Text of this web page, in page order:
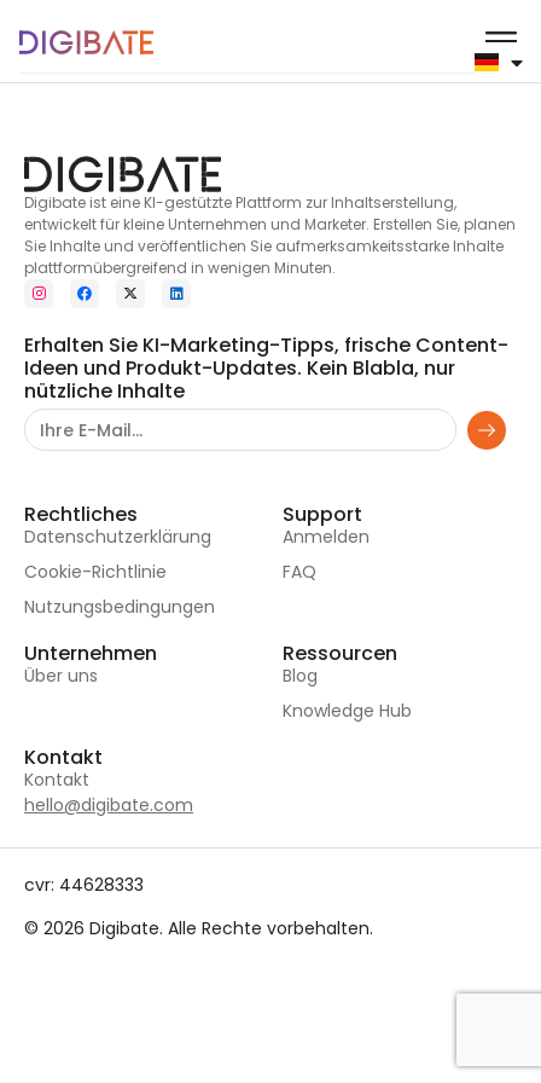
Musikinstrumente
Digibate ist eine KI-gestützte Plattform zur Inhaltserstellung,
entwickelt für kleine Unternehmen und Marketer. Erstellen Sie, planen
Sie Inhalte und veröffentlichen Sie aufmerksamkeitsstarke Inhalte
plattformübergreifend in wenigen Minuten.
Erhalten Sie KI-Marketing-Tipps, frische Content-
Ideen und Produkt-Updates. Kein Blabla, nur
nützliche Inhalte
Rechtliches
Datenschutzerklärung
Cookie-Richtlinie
Nutzungsbedingungen
Support
Anmelden
FAQ
Unternehmen
Über uns
Ressourcen
Blog
Knowledge Hub
Kontakt
Kontakt
hello@digibate.com
cvr: 44628333
© 2026 Digibate. Alle Rechte vorbehalten.